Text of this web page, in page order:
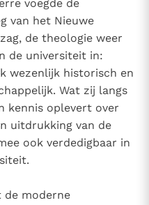
voegde de
van het Nieuwe
de theologie weer
de universiteit in:
wezenlijk historisch en
Wat zij langs
kennis oplevert over
uitdrukking van de
ook verdedigbaar in
de moderne